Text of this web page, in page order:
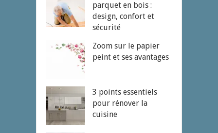
parquet en bois :
design, confort et
sécurité
Zoom sur le papier
peint et ses avantages
3 points essentiels
pour rénover la
cuisine